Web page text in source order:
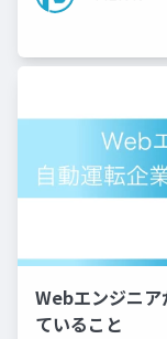
Webエンジニア
ていること